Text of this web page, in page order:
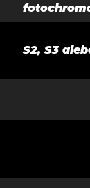
S2, S3